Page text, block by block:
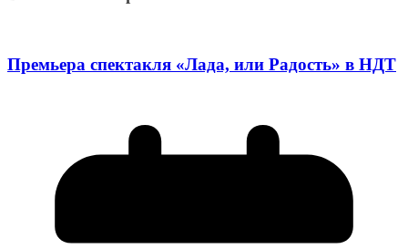
Премьера спектакля «Лада, или Радость» в НДТ